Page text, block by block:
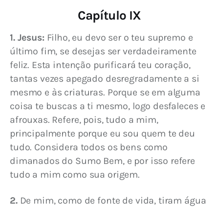
Capítulo IX
1. Jesus: Filho, eu devo ser o teu supremo e
último fim, se desejas ser verdadeiramente
feliz. Esta intenção purificará teu coração,
tantas vezes apegado desregradamente a si
mesmo e às criaturas. Porque se em alguma
coisa te buscas a ti mesmo, logo desfaleces e
afrouxas. Refere, pois, tudo a mim,
principalmente porque eu sou quem te deu
tudo. Considera todos os bens como
dimanados do Sumo Bem, e por isso refere
tudo a mim como sua origem.
2. De mim, como de fonte de vida, tiram água